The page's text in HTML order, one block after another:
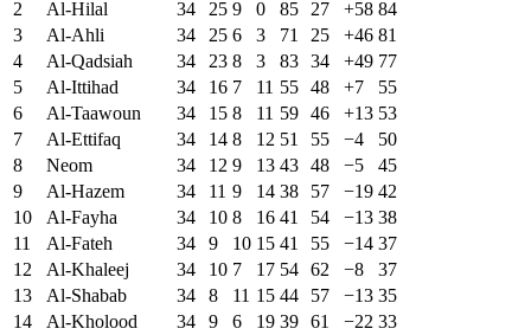
2
Al-Hilal 34 25 9 0 85 27 +58 84
3
Al-Ahli 34 25 6 3 71 25 +46 81
4
Al-Qadsiah 34 23 8 3 83 34 +49 77
5
Al-Ittihad 34 16 7 11 55 48 +7
55
6
Al-Taawoun 34 15 8 11 59 46 +13 53
7
Al-Ettifaq 34 14 8 12 51 55 −4
50
8
Neom 34 12 9 13 43 48 −5
45
9
Al-Hazem 34 11 9 14 38 57 −19 42
10
Al-Fayha 34 10 8 16 41 54 −13 38
11
Al-Fateh 34 9 10 15 41 55 −14 37
12
Al-Khaleej 34 10 7 17 54 62 −8
37
13
Al-Shabab 34 8 11 15 44 57 −13 35
14
Al-Kholood 34 9 6 19 39 61 −22 33